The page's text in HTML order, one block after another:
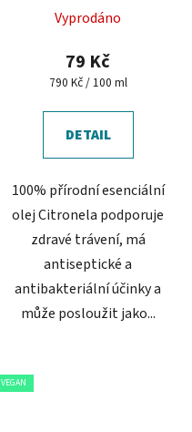
Vyprodáno
79 Kč
Měrná
790 Kč / 100 ml
DETAIL
100% přírodní esenciální
olej Citronela podporuje
zdravé trávení, má
antiseptické a
antibakteriální účinky a
může posloužit jako...
VEGAN